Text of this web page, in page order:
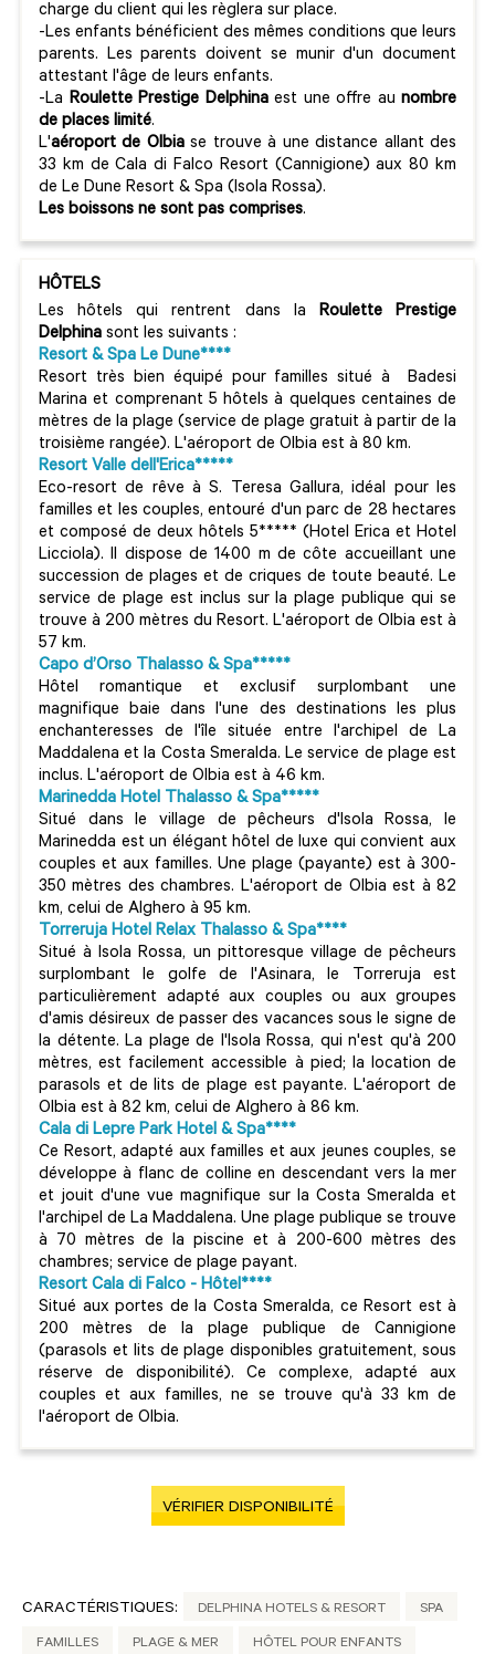
charge du client qui les règlera sur place.
-Les enfants bénéficient des mêmes conditions que leurs
parents. Les parents doivent se munir d'un document
attestant l'âge de leurs enfants.
-La Roulette Prestige Delphinaest une offre au nombre
de places limité.
L'aéroport de Olbiase trouve à une distance allant des
33 km de Cala di Falco Resort (Cannigione) aux 80 km
de Le Dune Resort & Spa (Isola Rossa).
Les boissons ne sont pas comprises.
HÔTELS
Les hôtels qui rentrent dans la Roulette Prestige
Delphina sont les suivants :
Resort & Spa Le Dune****
Resort très bien équipé pour familles situé à Badesi
Marina et comprenant 5 hôtels à quelques centaines de
mètres de la plage (service de plage gratuit à partir de la
troisième rangée). L'aéroport de Olbia est à 80 km.
Resort Valle dell'Erica*****
Eco-resort de rêve à S. Teresa Gallura, idéal pour les
familles et les couples, entouré d'un parc de 28 hectares
et composé de deux hôtels 5***** (Hotel Erica et Hotel
Licciola). Il dispose de 1400 m de côte accueillant une
succession de plages et de criques de toute beauté. Le
service de plage est inclus sur la plage publique qui se
trouve à 200 mètres du Resort. L'aéroport de Olbia est à
57 km.
Capo d’Orso Thalasso & Spa*****
Hôtel romantique et exclusif surplombant une
magnifique baie dans l'une des destinations les plus
enchanteresses de l'île située entre l'archipel de La
Maddalena et la Costa Smeralda. Le service de plage est
inclus. L'aéroport de Olbia est à 46 km.
Marinedda Hotel Thalasso & Spa*****
Situé dans le village de pêcheurs d'Isola Rossa, le
Marinedda est un élégant hôtel de luxe qui convient aux
couples et aux familles. Une plage (payante) est à 300-
350 mètres des chambres. L'aéroport de Olbia est à 82
km, celui de Alghero à 95 km.
Torreruja Hotel Relax Thalasso & Spa****
Situé à Isola Rossa, un pittoresque village de pêcheurs
surplombant le golfe de l'Asinara, le Torreruja est
particulièrement adapté aux couples ou aux groupes
d'amis désireux de passer des vacances sous le signe de
la détente. La plage de l'Isola Rossa, qui n'est qu'à 200
mètres, est facilement accessible à pied; la location de
parasols et de lits de plage est payante. L'aéroport de
Olbia est à 82 km, celui de Alghero à 86 km.
Cala di Lepre Park Hotel & Spa****
Ce Resort, adapté aux familles et aux jeunes couples, se
développe à flanc de colline en descendant vers la mer
et jouit d'une vue magnifique sur la Costa Smeralda et
l'archipel de La Maddalena. Une plage publique se trouve
à 70 mètres de la piscine et à 200-600 mètres des
chambres; service de plage payant.
Resort Cala di Falco - Hôtel****
Situé aux portes de la Costa Smeralda, ce Resort est à
200 mètres de la plage publique de Cannigione
(parasols et lits de plage disponibles gratuitement, sous
réserve de disponibilité). Ce complexe, adapté aux
couples et aux familles, ne se trouve qu'à 33 km de
l'aéroport de Olbia.
VÉRIFIER DISPONIBILITÉ
CARACTÉRISTIQUES: DELPHINA HOTELS & RESORT SPA
FAMILLES PLAGE & MER HÔTEL POUR ENFANTS